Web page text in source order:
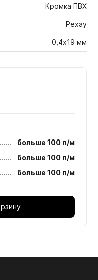
Кромка ПВХ
Рехау
0,4х19 мм
больше 100 п/м
больше 100 п/м
больше 100 п/м